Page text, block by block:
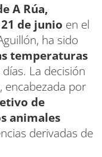
A Rúa,
de junio en el
ha sido
temperaturas
La decisión
encabezada por
de
animales
derivadas de